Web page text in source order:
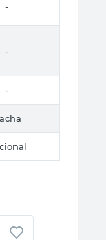
-
-
-